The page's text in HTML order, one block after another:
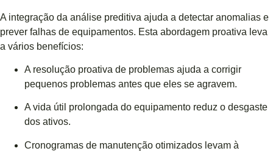
A integração da análise preditiva ajuda a detectar anomalias e
prever falhas de equipamentos. Esta abordagem proativa leva
a vários benefícios:
A resolução proativa de problemas ajuda a corrigir
pequenos problemas antes que eles se agravem.
A vida útil prolongada do equipamento reduz o desgaste
dos ativos.
Cronogramas de manutenção otimizados levam à